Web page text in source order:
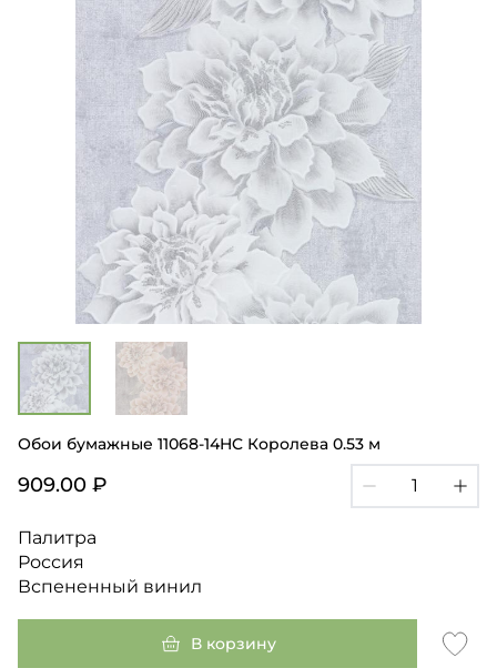
Обои бумажные 11068-14HC Королева 0.53 м
909.00 ₽
Палитра
Россия
Вспененный винил
В корзину